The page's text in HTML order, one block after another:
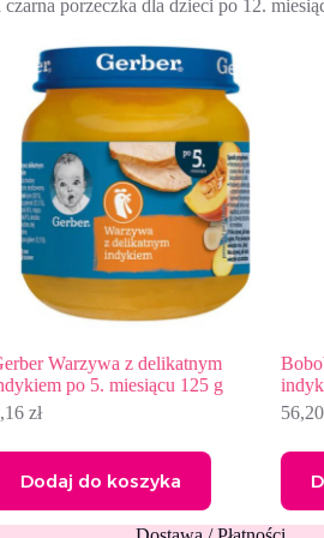
BoboVita Kluseczki z warzywami i
indykiem 1-3 lata 6×250 g
Dodaj do koszyka